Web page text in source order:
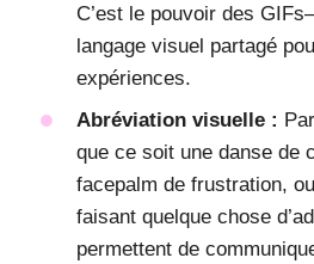
C’est le pouvoir des
langage visuel partagé
expériences.
Abréviation visuelle :
que ce soit une danse de
facepalm de frustration,
faisant quelque chose
permettent de